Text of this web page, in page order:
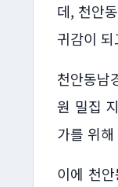
데, 천안
귀감이
천안동남
원 밀집
가를 위
이에 천